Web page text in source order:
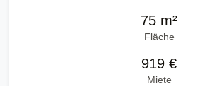
75 m²
Fläche
919 €
Miete